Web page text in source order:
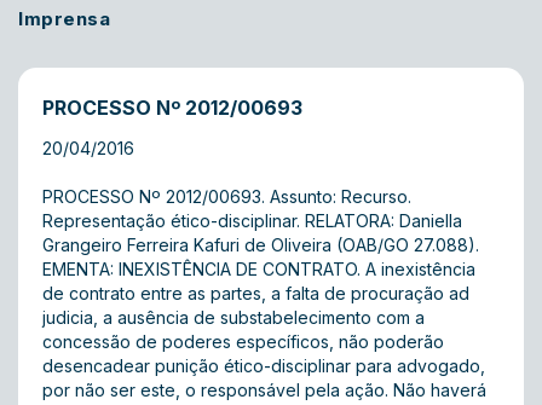
Imprensa
PROCESSO Nº 2012/00693
20/04/2016
PROCESSO Nº 2012/00693. Assunto: Recurso.
Representação ético-disciplinar. RELATORA: Daniella
Grangeiro Ferreira Kafuri de Oliveira (OAB/GO 27.088).
EMENTA: INEXISTÊNCIA DE CONTRATO. A inexistência
de contrato entre as partes, a falta de procuração ad
judicia, a ausência de substabelecimento com a
concessão de poderes específicos, não poderão
desencadear punição ético-disciplinar para advogado,
por não ser este, o responsável pela ação. Não haverá